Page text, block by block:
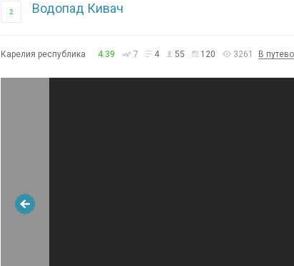
2 Водопад Кивач
Карелия республика 4.39 7 4 55 120 3261 В